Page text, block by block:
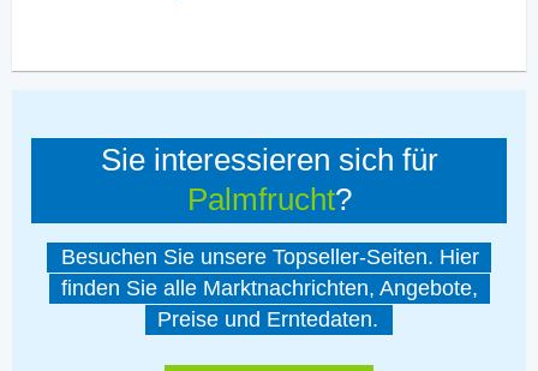
Sie interessieren sich für
Palmfrucht?
Besuchen Sie unsere Topseller-Seiten. Hier
finden Sie alle Marktnachrichten, Angebote,
Preise und Erntedaten.